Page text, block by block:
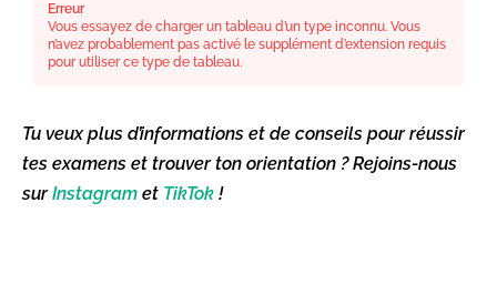
Erreur
Vous essayez de charger un tableau d’un type inconnu. Vous
n’avez probablement pas activé le supplément d’extension requis
pour utiliser ce type de tableau.
Tu veux plus d’informations et de conseils pour réussir
tes examens et trouver ton orientation ? Rejoins-nous
surInstagram et TikTok !